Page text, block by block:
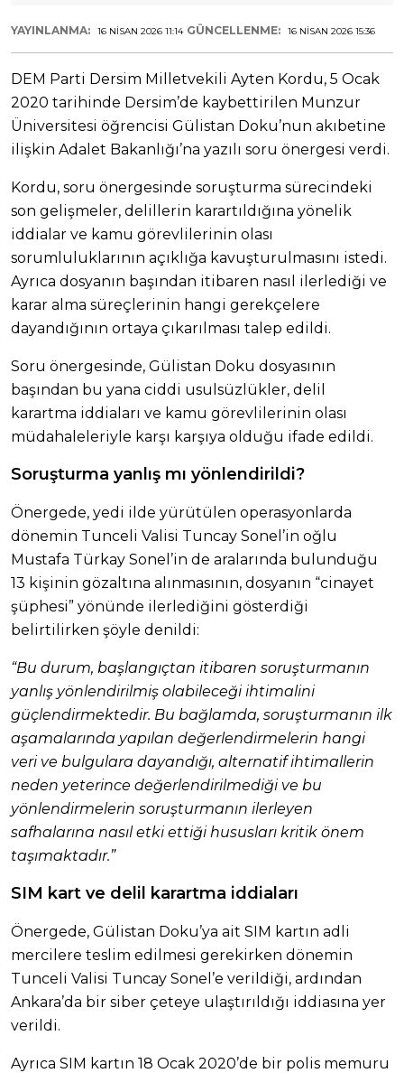
YAYINLANMA: 16 NISAN 2026 11:14 GÜNCELLENME: 16 NISAN 2026 15:36
DEM Parti Dersim Milletvekili Ayten Kordu, 5 Ocak
2020 tarihinde Dersim’de kaybettirilen Munzur
Üniversitesi öğrencisi Gülistan Doku’nun akıbetine
ilişkin Adalet Bakanlığı’na yazılı soru önergesi verdi.
Kordu, soru önergesinde soruşturma sürecindeki
son gelişmeler, delillerin karartıldığına yönelik
iddialar ve kamu görevlilerinin olası
sorumluluklarının açıklığa kavuşturulmasını istedi.
Ayrıca dosyanın başından itibaren nasıl ilerlediği ve
karar alma süreçlerinin hangi gerekçelere
dayandığının ortaya çıkarılması talep edildi.
Soru önergesinde, Gülistan Doku dosyasının
başından bu yana ciddi usulsüzlükler, delil
karartma iddiaları ve kamu görevlilerinin olası
müdahaleleriyle karşı karşıya olduğu ifade edildi.
Soruşturma yanlış mı yönlendirildi?
Önergede, yedi ilde yürütülen operasyonlarda
dönemin Tunceli Valisi Tuncay Sonel’in oğlu
Mustafa Türkay Sonel’in de aralarında bulunduğu
13 kişinin gözaltına alınmasının, dosyanın “cinayet
şüphesi” yönünde ilerlediğini gösterdiği
belirtilirken şöyle denildi:
“Bu durum, başlangıçtan itibaren soruşturmanın
yanlış yönlendirilmiş olabileceği ihtimalini
güçlendirmektedir. Bu bağlamda, soruşturmanın ilk
aşamalarında yapılan değerlendirmelerin hangi
veri ve bulgulara dayandığı, alternatif ihtimallerin
neden yeterince değerlendirilmediği ve bu
yönlendirmelerin soruşturmanın ilerleyen
safhalarına nasıl etki ettiği hususları kritik önem
taşımaktadır.”
SIM kart ve delil karartma iddiaları
Önergede, Gülistan Doku’ya ait SIM kartın adli
mercilere teslim edilmesi gerekirken dönemin
Tunceli Valisi Tuncay Sonel’e verildiği, ardından
Ankara’da bir siber çeteye ulaştırıldığı iddiasına yer
verildi.
Ayrıca SIM kartın 18 Ocak 2020’de bir polis memuru